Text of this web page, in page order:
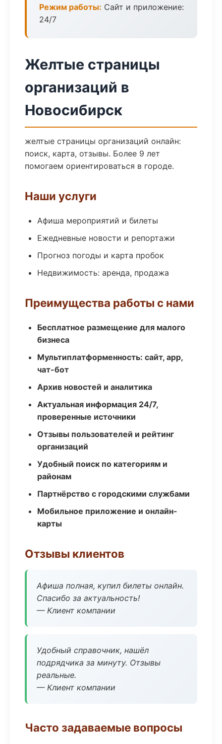
Режим работы: Сайт и приложение:
24/7
Желтые страницы
организаций в
Новосибирск
желтые страницы организаций онлайн:
поиск, карта, отзывы. Более 9 лет
помогаем ориентироваться в городе.
Наши услуги
Афиша мероприятий и билеты
Ежедневные новости и репортажи
Прогноз погоды и карта пробок
Недвижимость: аренда, продажа
Преимущества работы с нами
Бесплатное размещение для малого
бизнеса
Мультиплатформенность: сайт, app,
чат-бот
Архив новостей и аналитика
Актуальная информация 24/7,
проверенные источники
Отзывы пользователей и рейтинг
организаций
Удобный поиск по категориям и
районам
Партнёрство с городскими службами
Мобильное приложение и онлайн-
карты
Отзывы клиентов
Афиша полная, купил билеты онлайн.
Спасибо за актуальность!
— Клиент компании
Удобный справочник, нашёл
подрядчика за минуту. Отзывы
реальные.
— Клиент компании
Часто задаваемые вопросы